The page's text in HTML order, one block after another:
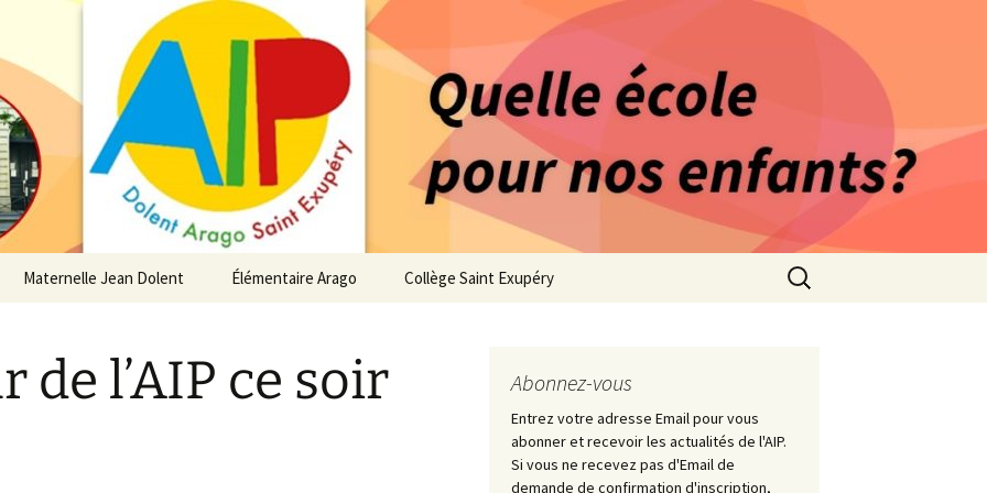
– Association Indépendante
d'élèves depuis 1981
des enfants du secteur scolaire Dolent-Arago-Saint Exupéry
l’AIP
Maternelle Jean Dolent
Infos pratiques
Maternelle
Élémentaire Arago
Infos pratiques
Élémentaire
Collège Saint Exupéry
Infos pratiques Collège
Rechercher :
de l’AIP ce soir
Abonnez-vous
Entrez votre adresse Email pour vous
abonner et recevoir les actualités de l'AIP.
Si vous ne recevez pas d'Email de
demande de confirmation d'inscription,